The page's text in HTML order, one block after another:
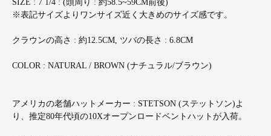
SIZE : 7 1/4 : (頭周り : 約58.5~59CM前後)
※表記サイズよりワンサイズ近く大きめのサイズ感です。
クラウンの高さ : 約12.5CM, ツバの長さ : 6.8CM
COLOR : NATURAL / BROWN (ナチュラル/ブラウン)
アメリカの老舗ハットメーカー : STETSON (ステットソン)よ
り、推定80年代頃の10Xオープンロードベントハットが入荷。